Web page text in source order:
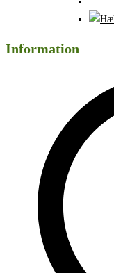
Information